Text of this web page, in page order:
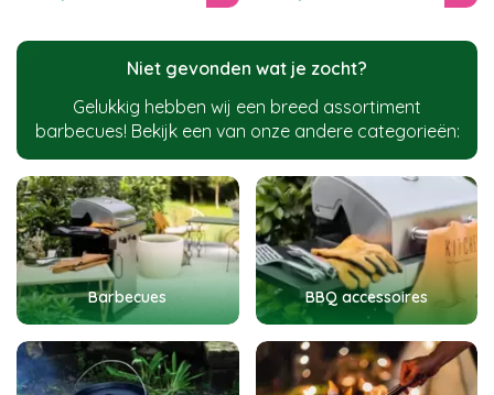
Niet gevonden wat je zocht?
Gelukkig hebben wij een breed assortiment
barbecues! Bekijk een van onze andere categorieën:
Barbecues BBQ accessoires